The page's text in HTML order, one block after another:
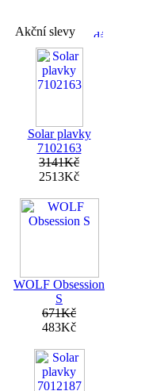
Akční slevy
Solar plavky
7102163
3141Kč
2513Kč
WOLF Obsession
S
671Kč
483Kč